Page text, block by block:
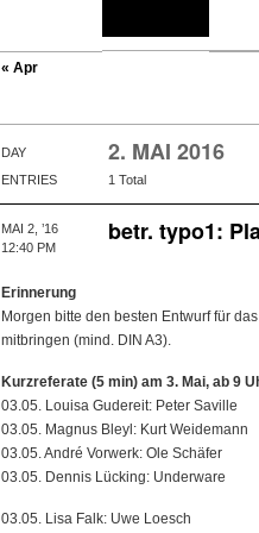
« Apr
DAY 2. MAI 2016
ENTRIES 1 Total
betr. typo1:
MAI 2, ’16
12:40 PM
Erinnerung
Morgen bitte den besten Entwurf für
mitbringen (mind. DIN A3).
Kurzreferate (5 min) am 3. Mai, ab 9
03.05. Louisa Gudereit: Peter Saville
03.05. Magnus Bleyl: Kurt Weidemann
03.05. André Vorwerk: Ole Schäfer
03.05. Dennis Lücking: Underware
03.05. Lisa Falk: Uwe Loesch